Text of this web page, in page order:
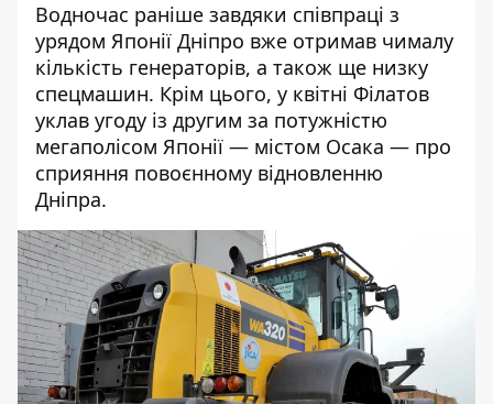
Водночас раніше завдяки співпраці з
урядом Японії Дніпро вже отримав чималу
кількість генераторів, а також ще низку
спецмашин. Крім цього, у квітні Філатов
уклав угоду із другим за потужністю
мегаполісом Японії — містом Осака — про
сприяння повоєнному відновленню
Дніпра.